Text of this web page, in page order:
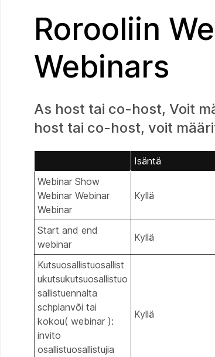
Rorooliin
Webinars
As host tai co-host, Voit
host tai co-host, voit
Isäntä
Webinar Show
Webinar Webinar
Webinar
Kyllä
Start and end
webinar
Kyllä
Kutsuosallistuosallist
ukutsukutsuosallistuo
sallistuennalta
schplanvõi tai
kokou( webinar ):
invito
osallistuosallistujia
Kyllä